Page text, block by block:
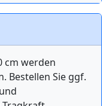
Bestellen Sie ggf.